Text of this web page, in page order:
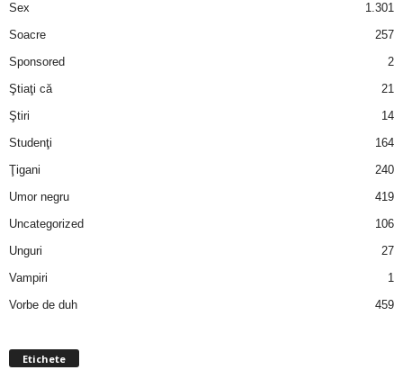
Sex
1.301
Soacre
257
Sponsored
2
Ştiaţi că
21
Ştiri
14
Studenţi
164
Ţigani
240
Umor negru
419
Uncategorized
106
Unguri
27
Vampiri
1
Vorbe de duh
459
Etichete